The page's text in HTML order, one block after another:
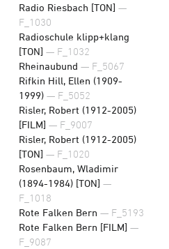
Radio Riesbach [TON] —
F_1030
Radioschule klipp+klang
[TON] — F_1032
Rheinaubund — F_5067
Rifkin Hill, Ellen (1909-
1999) — F_5052
Risler, Robert (1912-2005)
[FILM] — F_9007
Risler, Robert (1912-2005)
[TON] — F_1020
Rosenbaum, Wladimir
(1894-1984) [TON] —
F_1018
Rote Falken Bern — F_5193
Rote Falken Bern [FILM] —
F_9087